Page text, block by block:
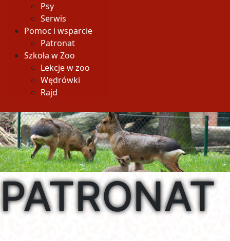
Psy
Serwis
Pomoc i wsparcie
Patronat
Szkoła w Zoo
Lekcje w zoo
Wędrówki
Rajd
PATRONAT